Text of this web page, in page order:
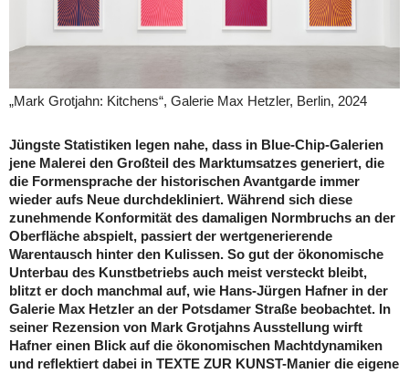
„Mark Grotjahn: Kitchens“, Galerie Max Hetzler, Berlin, 2024
Jüngste Statistiken legen nahe, dass in Blue-Chip-Galerien
jene Malerei den Großteil des Marktumsatzes generiert, die
die Formensprache der historischen Avantgarde immer
wieder aufs Neue durchdekliniert. Während sich diese
zunehmende Konformität des damaligen Normbruchs an der
Oberfläche abspielt, passiert der wertgenerierende
Warentausch hinter den Kulissen. So gut der ökonomische
Unterbau des Kunstbetriebs auch meist versteckt bleibt,
blitzt er doch manchmal auf, wie Hans-Jürgen Hafner in der
Galerie Max Hetzler an der Potsdamer Straße beobachtet. In
seiner Rezension von Mark Grotjahns Ausstellung wirft
Hafner einen Blick auf die ökonomischen Machtdynamiken
und reflektiert dabei in TEXTE ZUR KUNST-Manier die eigene